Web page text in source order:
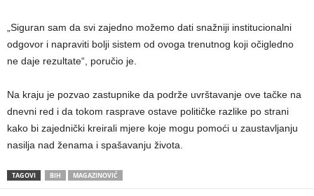
„Siguran sam da svi zajedno možemo dati snažniji institucionalni
odgovor i napraviti bolji sistem od ovoga trenutnog koji očigledno
ne daje rezultate“, poručio je.
Na kraju je pozvao zastupnike da podrže uvrštavanje ove tačke na
dnevni red i da tokom rasprave ostave političke razlike po strani
kako bi zajednički kreirali mjere koje mogu pomoći u zaustavljanju
nasilja nad ženama i spašavanju života.
TAGOVI BIH MAGAZINOVIĆ